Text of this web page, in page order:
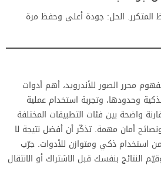
المتكرر. الحل: جودة أعلى وحفظ مرة
محرر الصور للأندرويد، أهم أدوات
وحدودها، وتجربة استخدام عملية
واضحة بين فئات التطبيقات المختلفة
أمان مهمة. تذكّر أن أفضل نتيجة لا
من استخدام ذكي ومتوازن للأدوات. جرّب
النتائج بنفسك قبل الاشتراك أو الانتقال